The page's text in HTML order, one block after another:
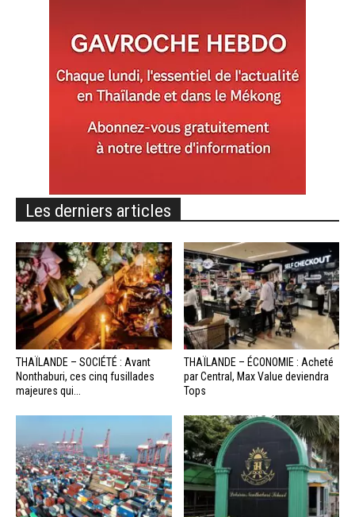
Les derniers articles
THAÏLANDE – SOCIÉTÉ : Avant
Nonthaburi, ces cinq fusillades
majeures qui...
THAÏLANDE – ÉCONOMIE : Acheté
par Central, Max Value deviendra
Tops